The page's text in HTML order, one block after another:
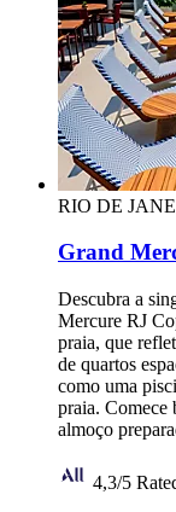
RIO DE
Grand
Descubra a
Mercure RJ
praia, que
de quartos
como uma
praia. Comece
almoço
4,3/5